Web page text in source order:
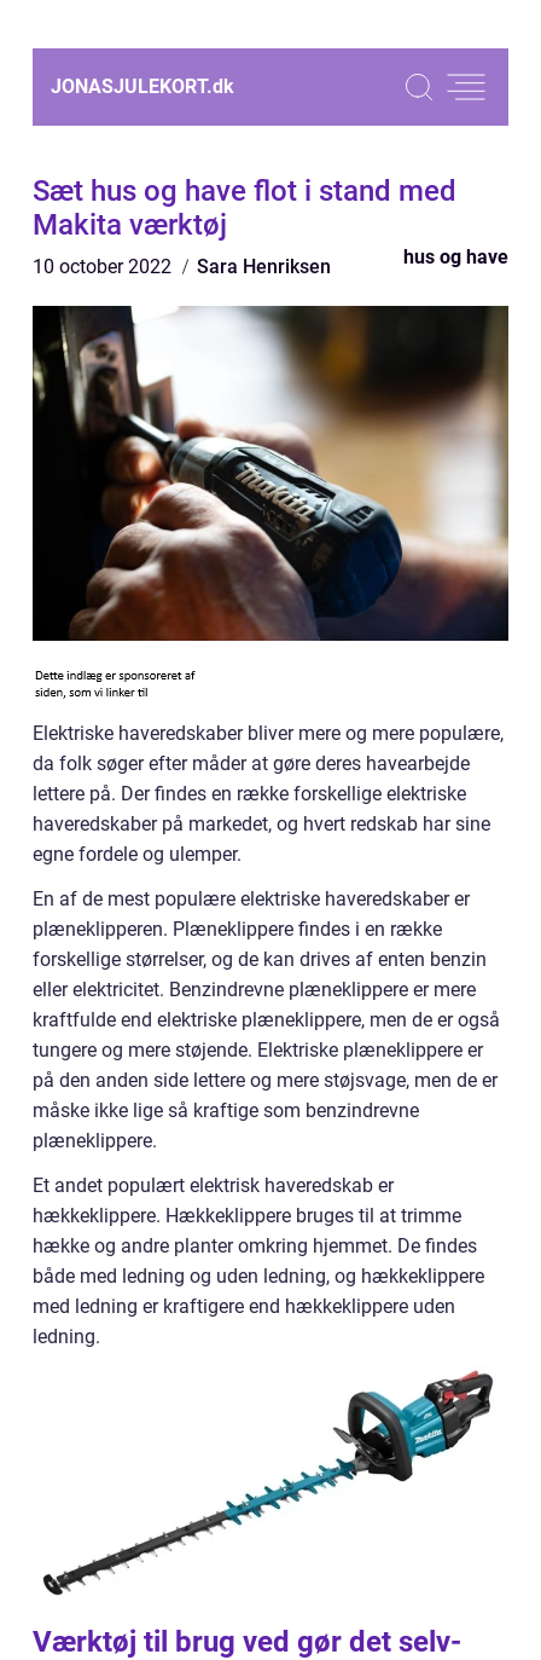
JONASJULEKORT.dk
Sæt hus og have flot i stand med
Makita værktøj
10 october 2022 Sara Henriksen hus og have
Elektriske haveredskaber bliver mere og mere populære,
da folk søger efter måder at gøre deres havearbejde
lettere på. Der findes en række forskellige elektriske
haveredskaber på markedet, og hvert redskab har sine
egne fordele og ulemper.
En af de mest populære elektriske haveredskaber er
plæneklipperen. Plæneklippere findes i en række
forskellige størrelser, og de kan drives af enten benzin
eller elektricitet. Benzindrevne plæneklippere er mere
kraftfulde end elektriske plæneklippere, men de er også
tungere og mere støjende. Elektriske plæneklippere er
på den anden side lettere og mere støjsvage, men de er
måske ikke lige så kraftige som benzindrevne
plæneklippere.
Et andet populært elektrisk haveredskab er
hækkeklippere. Hækkeklippere bruges til at trimme
hække og andre planter omkring hjemmet. De findes
både med ledning og uden ledning, og hækkeklippere
med ledning er kraftigere end hækkeklippere uden
ledning.
Værktøj til brug ved gør det selv-